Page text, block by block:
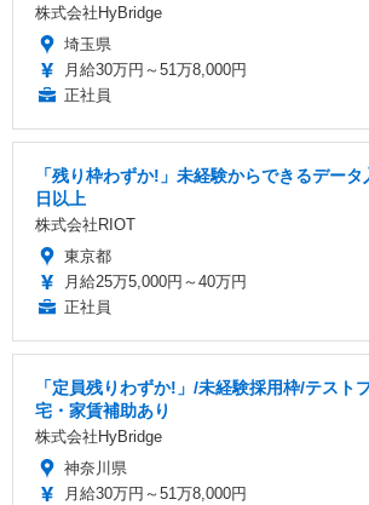
株式会社HyBridge
埼玉県
月給30万円～51万8,000円
正社員
「残り枠わずか!」未経験からできるデー
日以上
株式会社RIOT
東京都
月給25万5,000円～40万円
正社員
「定員残りわずか!」/未経験採用枠/テスト
宅・家賃補助あり
株式会社HyBridge
神奈川県
月給30万円～51万8,000円